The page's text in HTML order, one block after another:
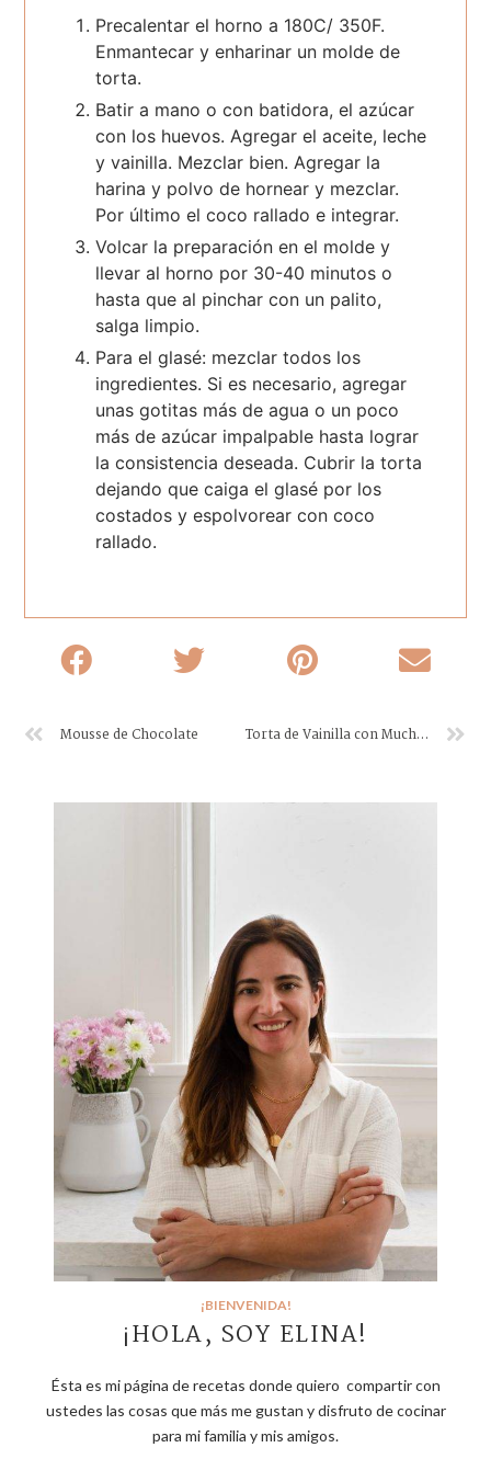
Precalentar el horno a 180C/ 350F.
Enmantecar y enharinar un molde de
torta.
Batir a mano o con batidora, el azúcar
con los huevos. Agregar el aceite, leche
y vainilla. Mezclar bien. Agregar la
harina y polvo de hornear y mezclar.
Por último el coco rallado e integrar.
Volcar la preparación en el molde y
llevar al horno por 30-40 minutos o
hasta que al pinchar con un palito,
salga limpio.
Para el glasé: mezclar todos los
ingredientes. Si es necesario, agregar
unas gotitas más de agua o un poco
más de azúcar impalpable hasta lograr
la consistencia deseada. Cubrir la torta
dejando que caiga el glasé por los
costados y espolvorear con coco
rallado.
Mousse de Chocolate Torta de Vainilla con Mucho Sabor a Vainilla
¡BIENVENIDA!
¡HOLA, SOY ELINA!
Ésta es mi página de recetas donde quiero compartir con
ustedes las cosas que más me gustan y disfruto de cocinar
para mi familia y mis amigos.